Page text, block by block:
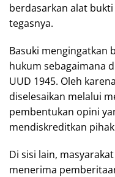
berdasarkan alat
tegasnya.
Basuki mengingatkan
hukum sebagaimana
UUD 1945. Oleh
diselesaikan melalui
pembentukan opini
mendiskreditkan
Di sisi lain,
menerima